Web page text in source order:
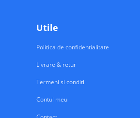
Utile
Politica de confidentialitate
Livrare & retur
Termeni si conditii
Contul meu